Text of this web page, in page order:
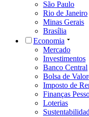
São Paulo
Rio de Janeiro
Minas Gerais
Brasília
Economia
Mercado
Investimentos
Banco Central
Bolsa de
Imposto de
Finanças
Loterias